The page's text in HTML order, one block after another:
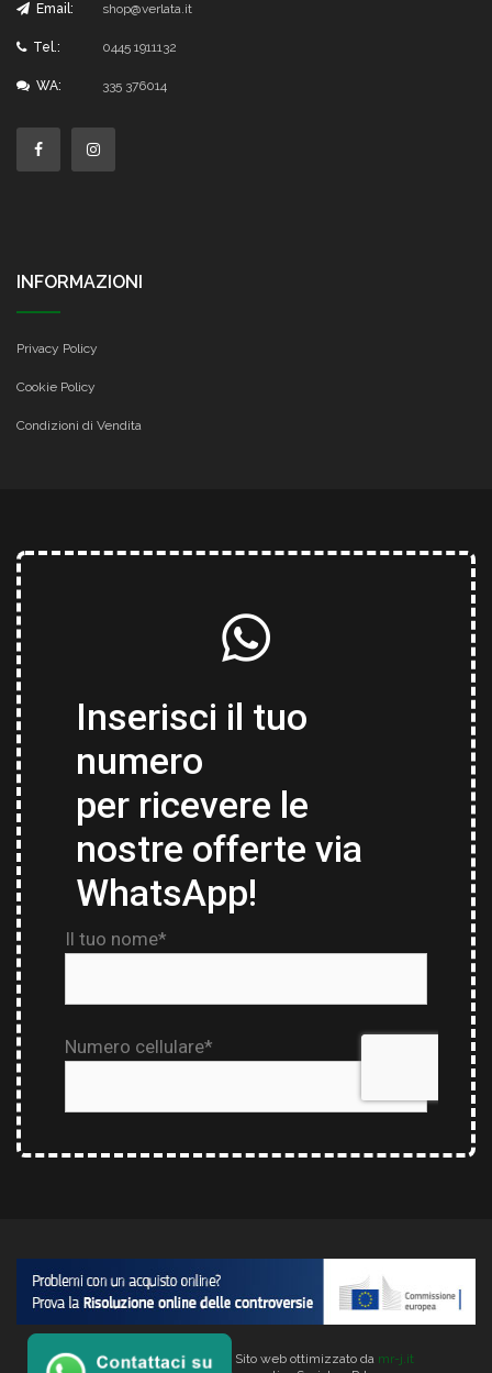
Email: shop@verlata.it
Tel.: 0445 1911132
WA: 335 376014
INFORMAZIONI
Privacy Policy
Cookie Policy
Condizioni di Vendita
Copyright © 2026 Verlata. Sito web ottimizzato da mr-j.it